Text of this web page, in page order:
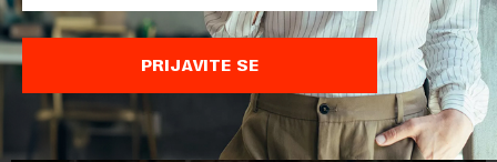
PRIJAVITE SE